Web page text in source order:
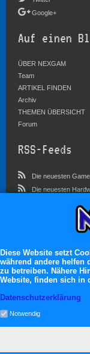
Google+
Auf einen
ÜBER NEXGAM
Team
ARTIKEL FINDEN
Archiv
THEMEN ÜBERSICHT
Forum
RSS-Feeds
Die neuesten
Die neuesten
Im Forum sind zur Zeit
Es erwarten dich:
13.119 registrierte
71.048 Themen
Diese Website setzt
während andere helfen
zu betreiben. Nähere
Website, finden sich in
Datenschutzerklärung
Notwendig